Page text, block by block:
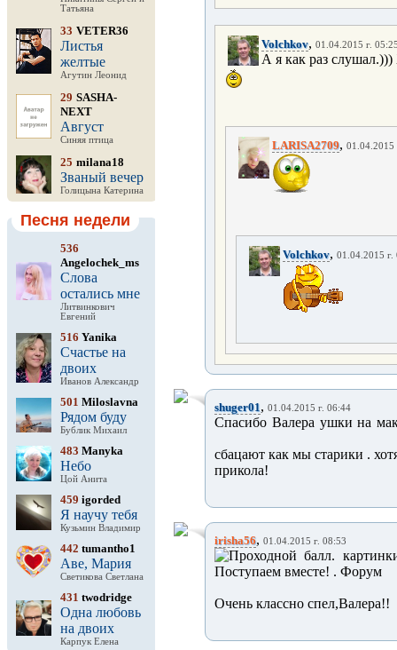
Татьяна
33 VETER36
Листья
желтые
Агутин Леонид
29 SASHA-
NEXT
Август
Синяя птица
25 milana18
Званый вечер
Голицына Катерина
Песня недели
536
Angelochek_ms
Слова
остались мне
Литвинкович
Евгений
516 Yanika
Счастье на
двоих
Иванов Александр
501 Miloslavna
Рядом буду
Бублик Михаил
483 Manyka
Небо
Цой Анита
459 igorded
Я научу тебя
Кузьмин Владимир
442 tumantho1
Аве, Мария
Светикова Светлана
431 twodridge
Одна любовь
на двоих
Карпук Елена
Volchkov, 01.04.2015 г.
А я как раз
LARISA2709, 01.04.2015
Volchkov, 01.04.2015 г.
shuger01, 01.04.2015 г. 06:44
Спасибо Валера ушки на
сбацают как мы старики .
прикола!
irisha56, 01.04.2015 г. 08:53
Очень классно спел,Валера!!